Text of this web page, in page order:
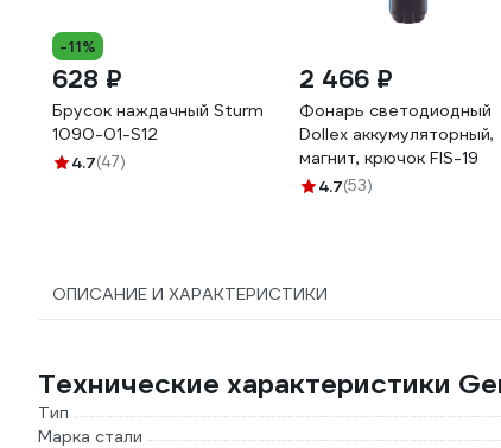
-11%
628 ₽
Брусок наждачный Sturm
1090-01-S12
4.7(47)
2 466 ₽
Фонарь светодиодный
Dollex аккумуляторный,
магнит, крючок FIS-19
4.7(53)
ОПИСАНИЕ И ХАРАКТЕРИСТИКИ
Технические характеристики
Тип
Марка стали